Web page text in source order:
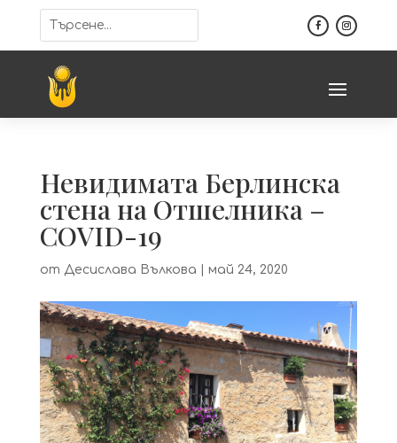
Невидимата Берлинска
стена на Отшелника –
COVID-19
от Десислава Вълкова май 24, 2020